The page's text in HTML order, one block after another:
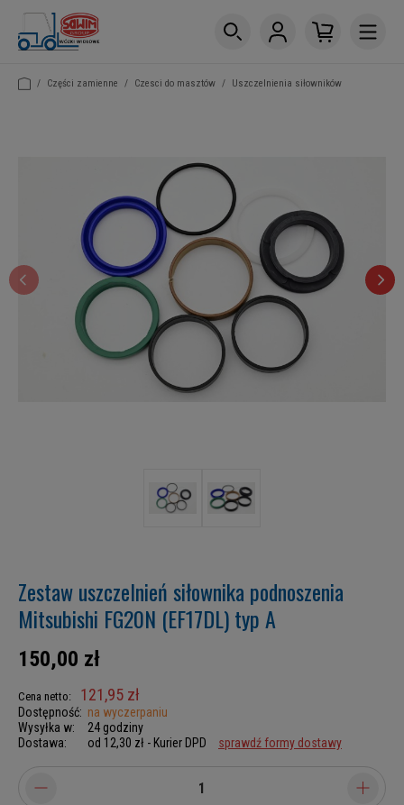
/ Części zamienne / Czesci do masztów / Uszczelnienia siłowników
Zestaw uszczelnień siłownika podnoszenia
Mitsubishi FG20N (EF17DL) typ A
150,00 zł
Cena netto: 121,95 zł
Dostępność: na wyczerpaniu
Wysyłka w:
24 godziny
Dostawa:
od 12,30 zł - Kurier DPD sprawdź formy dostawy